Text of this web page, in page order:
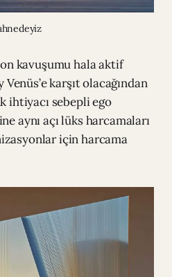
kavuşumu hala aktif
karşıt olacağından
ihtiyacı sebepli ego
aynı açı lüks harcamaları
için harcama